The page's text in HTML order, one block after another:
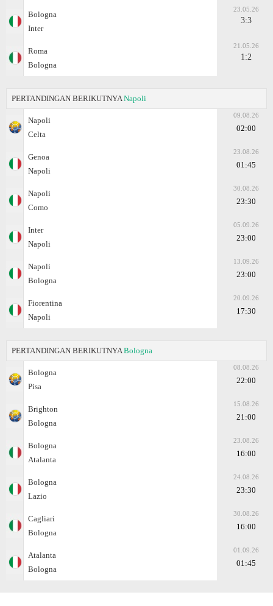
Bologna
Inter
23.05.26
3:3
Roma
Bologna
21.05.26
1:2
PERTANDINGAN BERIKUTNYA Napoli
Napoli
Celta
09.08.26
02:00
Genoa
Napoli
23.08.26
01:45
Napoli
Como
30.08.26
23:30
Inter
Napoli
05.09.26
23:00
Napoli
Bologna
13.09.26
23:00
Fiorentina
Napoli
20.09.26
17:30
PERTANDINGAN BERIKUTNYA Bologna
Bologna
Pisa
08.08.26
22:00
Brighton
Bologna
15.08.26
21:00
Bologna
Atalanta
23.08.26
16:00
Bologna
Lazio
24.08.26
23:30
Cagliari
Bologna
30.08.26
16:00
Atalanta
Bologna
01.09.26
01:45